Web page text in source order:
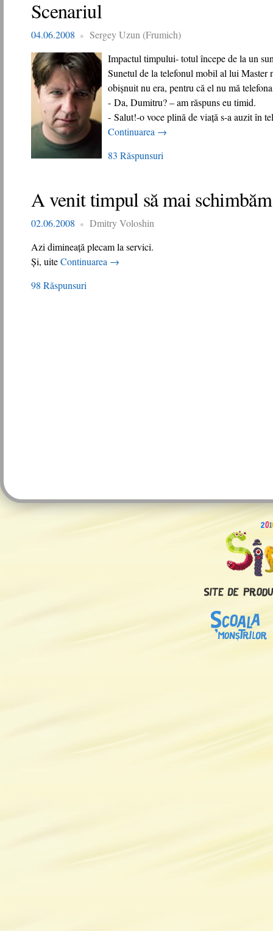
Scenariul
04.06.2008
Sergey Uzun (Frumich)
Impactul timpului- totul începe de la un
Sunetul de la telefonul mobil al lui Master
obişnuit nu era, pentru că el nu mă
- Da, Dumitru? – am răspuns eu timid.
- Salut!-o voce plină de viaţă s-a auzit în
Continuarea →
83 Răspunsuri
A venit timpul să mai
02.06.2008
Dmitry Voloshin
Azi dimineaţă plecam la servici.
Şi, uiteContinuarea →
98 Răspunsuri